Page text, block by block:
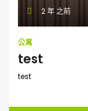
2 年 之前
公寓
test
test